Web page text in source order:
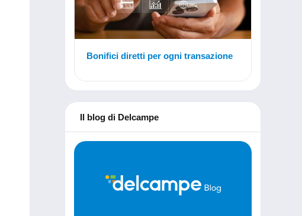
Bonifici diretti per ogni transazione
Il blog di Delcampe